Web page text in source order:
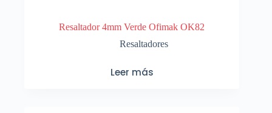
Resaltador 4mm Verde Ofimak OK82
Resaltadores
Leer más